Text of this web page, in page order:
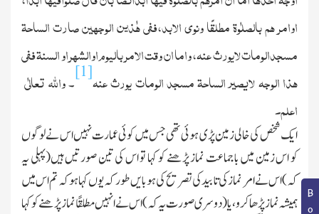
اوامر ھم بالصلٰوۃ مطلقًا ونوی الابد،ففی ھٰذین الوجھین صارت الساحۃ
مسجدالومات لایورث عنہ، واما ان وقت الامر بالیوم اوالشھر او السنۃ ففی
ھذا الوجہ لایصیر الساحۃ مسجد الومات یورث عنہ[1]
۔واﷲ تعالٰی
اعلم۔
ایك شخص کی خالی زمین پڑی ہوئی تھی جس میں کوئی عمارت نہیں اس نے لوگوں
کو اس زمین میں باجماعت نماز پڑھنے کو کہا تو اس کی تین صورتیں ہیں(پہلی یہ
کہ)اس نے امر نماز کی تابید کی تصریح کی ہو بایں طور کہ یوں کہا ہو کہ تم اس میں
ہمیشہ نماز پڑھا کرو،یا(دوسری صورت یہ کہ)اس نے انہیں مطلقًا نماز پڑھنے کو کہا